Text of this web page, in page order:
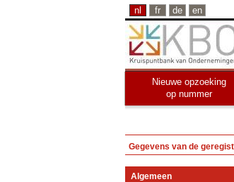
nl fr de en
Nieuwe opzoeking
op nummer
Gegevens van de
Algemeen